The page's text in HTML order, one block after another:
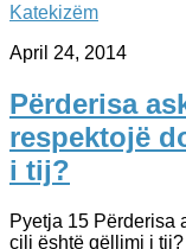
Katekizëm
April 24, 2014
Përderisa
respektojë
i tij?
Pyetja 15 Përderisa
cili është qëllimi i